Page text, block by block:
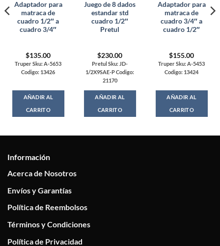
Adaptador para
matraca de
cuadro 1/2″ a
cuadro 3/4″
$135.00
Truper Sku: A-5653
Codigo: 13426
AÑADIR AL
CARRITO
Juego de 8 dados
estandar std
cuadro 1/2″
Pretul
$230.00
Pretul Sku: JD-
1/2X9SAE-P Codigo:
21170
AÑADIR AL
CARRITO
Adaptador para
matraca de
cuadro 3/4″ a
cuadro 1/2″
$155.00
Truper Sku: A-5453
Codigo: 13424
AÑADIR AL
CARRITO
Información
Acerca de Nosotros
Envíos y Garantías
Política de Reembolsos
Términos y Condiciones
Política de Privacidad